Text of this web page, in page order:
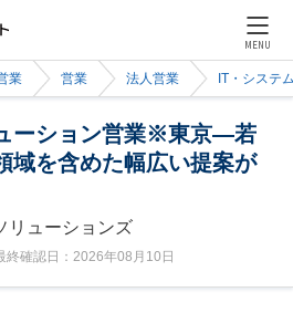
MENU
業 営業 法人営業 IT・システ
ーション営業※東京―若
域を含めた幅広い提案が
リューションズ
確認日：2026年08月10日